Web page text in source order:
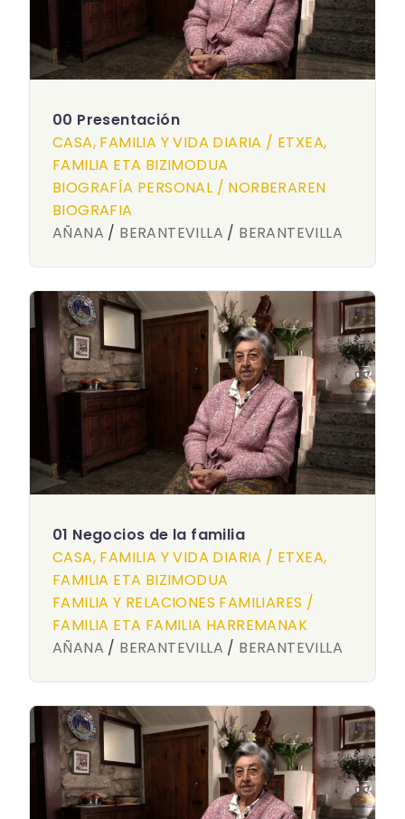
00 Presentación
CASA, FAMILIA Y VIDA DIARIA / ETXEA,
FAMILIA ETA BIZIMODUA
BIOGRAFÍA PERSONAL / NORBERAREN
BIOGRAFIA
AÑANA / BERANTEVILLA / BERANTEVILLA
01 Negocios de la familia
CASA, FAMILIA Y VIDA DIARIA / ETXEA,
FAMILIA ETA BIZIMODUA
FAMILIA Y RELACIONES FAMILIARES /
FAMILIA ETA FAMILIA HARREMANAK
AÑANA / BERANTEVILLA / BERANTEVILLA